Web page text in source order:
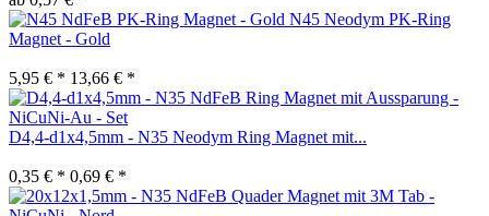
N45 Neodym PK-Ring
Magnet - Gold
5,95 € * 13,66 € *
D4,4-d1x4,5mm - N35 Neodym Ring Magnet mit...
0,35 € * 0,69 € *